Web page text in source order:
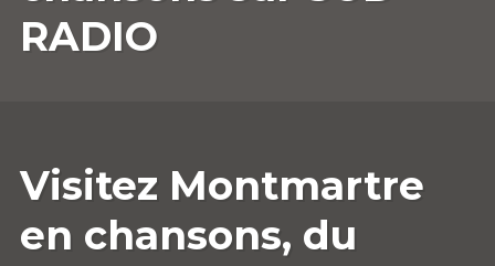
RADIO
OCTOBRE
2022
UN
COMMENTAIRE
Visitez Montmartre
en chansons, du